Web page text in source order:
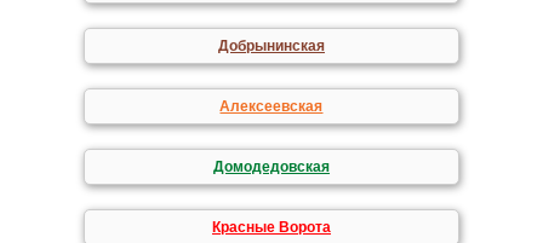
Добрынинская
Алексеевская
Домодедовская
Красные Ворота